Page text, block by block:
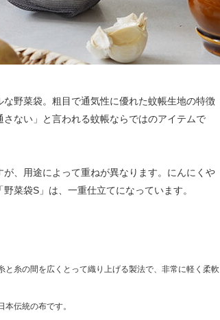
野菜袋。粗目で通気性に優れた蚊帳生地の特徴
ない」と言われる蚊帳ならではのアイテムで
、用途によって重ねが異なります。にんにくや
菜袋S」は、一重仕立てになっています。
糸の間を広くとって織り上げる製法で、非常に軽く柔軟
伝統の布です。